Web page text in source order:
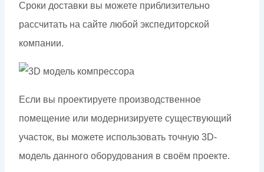
Сроки доставки вы можете приблизительно
рассчитать на сайте любой экспедиторской
компании.
Если вы проектируете производственное
помещение или модернизируете существующий
участок, вы можете использовать точную 3D-
модель данного оборудования в своём проекте.